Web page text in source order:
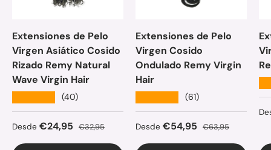
Extensiones de Pelo
Virgen Asiático Cosido
Rizado Remy Natural
Wave Virgin Hair
(40)
Precio de venta
Desde €24,95 Precio normal
€32,95
Extensiones de Pelo
Virgen Cosido
Ondulado Remy Virgin
Hair
(61)
Precio de venta
Desde €54,95 Precio normal
€63,95